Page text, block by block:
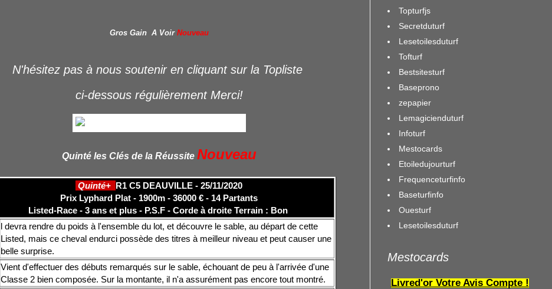
Gros Gain A Voir Nouveau
N'hésitez pas à nous soutenir en cliquant sur la Topliste
ci-dessous régulièrement Merci!
Quinté les Clés de la Réussite Nouveau
Quinté+ R1 C5 DEAUVILLE - 25/11/2020
Prix Lyphard Plat - 1900m - 36000 € - 14 Partants
Listed-Race - 3 ans et plus - P.S.F - Corde à droite Terrain : Bon
l devra rendre du poids à l'ensemble du lot, et découvre le sable, au départ de cette
Listed, mais ce cheval endurci possède des titres à meilleur niveau et peut causer une
belle surprise.
Vient d'effectuer des débuts remarqués sur le sable, échouant de peu à l'arrivée d'une
Classe 2 bien composée. Sur la montante, il n'a assurément pas encore tout montré.
Topturfjs
Secretduturf
Lesetoilesduturf
Tofturf
Bestsitesturf
Baseprono
zepapier
Lemagicienduturf
Infoturf
Mestocards
Etoiledujourturf
Frequenceturfinfo
Baseturfinfo
Ouesturf
Lesetoilesduturf
Mestocards
Livred'or Votre Avis Compte !